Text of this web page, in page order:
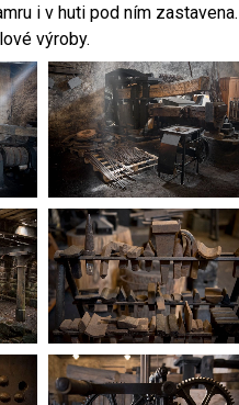
i v huti pod ním zastavena.
výroby.